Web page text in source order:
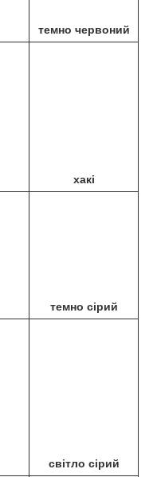
темно червоний
хакі
темно сірий
світло сірий